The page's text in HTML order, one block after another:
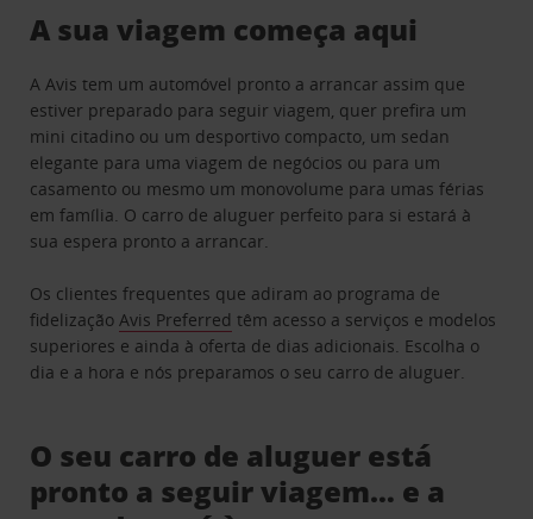
A sua viagem começa aqui
A Avis tem um automóvel pronto a arrancar assim que
estiver preparado para seguir viagem, quer prefira um
mini citadino ou um desportivo compacto, um sedan
elegante para uma viagem de negócios ou para um
casamento ou mesmo um monovolume para umas férias
em família. O carro de aluguer perfeito para si estará à
sua espera pronto a arrancar.
Os clientes frequentes que adiram ao programa de
fidelizaçãoAvis Preferred têm acesso a serviços e modelos
superiores e ainda à oferta de dias adicionais. Escolha o
dia e a hora e nós preparamos o seu carro de aluguer.
O seu carro de aluguer está
pronto a seguir viagem… e a